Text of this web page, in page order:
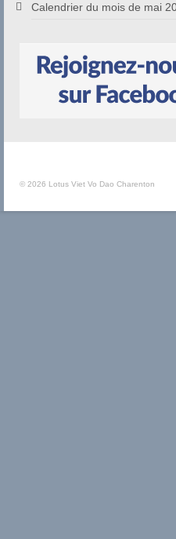
Calendrier du mois de mai
© 2026 Lotus Viet Vo Dao Charenton